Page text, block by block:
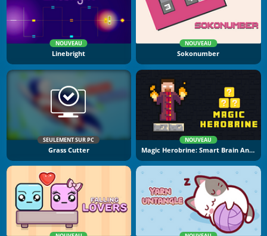
NOUVEAU
Linebright
NOUVEAU
Sokonumber
SEULEMENT SUR PC
Grass Cutter
NOUVEAU
Magic Herobrine: Smart Brain And Puzzle Quest